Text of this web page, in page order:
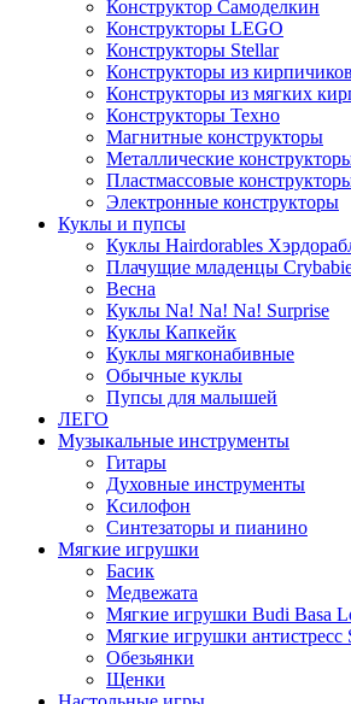
Конструктор Самоделкин
Конструкторы LEGO
Конструкторы Stellar
Конструкторы из кирпичиков
Конструкторы из мягких
Конструкторы Техно
Магнитные конструкторы
Металлические
Пластмассовые
Электронные конструкторы
Куклы и пупсы
Куклы Hairdorables
Плачущие младенцы
Весна
Куклы Na! Na! Na! Surprise
Куклы Капкейк
Куклы мягконабивные
Обычные куклы
Пупсы для малышей
ЛЕГО
Музыкальные инструменты
Гитары
Духовные инструменты
Ксилофон
Синтезаторы и пианино
Мягкие игрушки
Басик
Медвежата
Мягкие игрушки Budi Basa
Мягкие игрушки антистресс
Обезьянки
Щенки